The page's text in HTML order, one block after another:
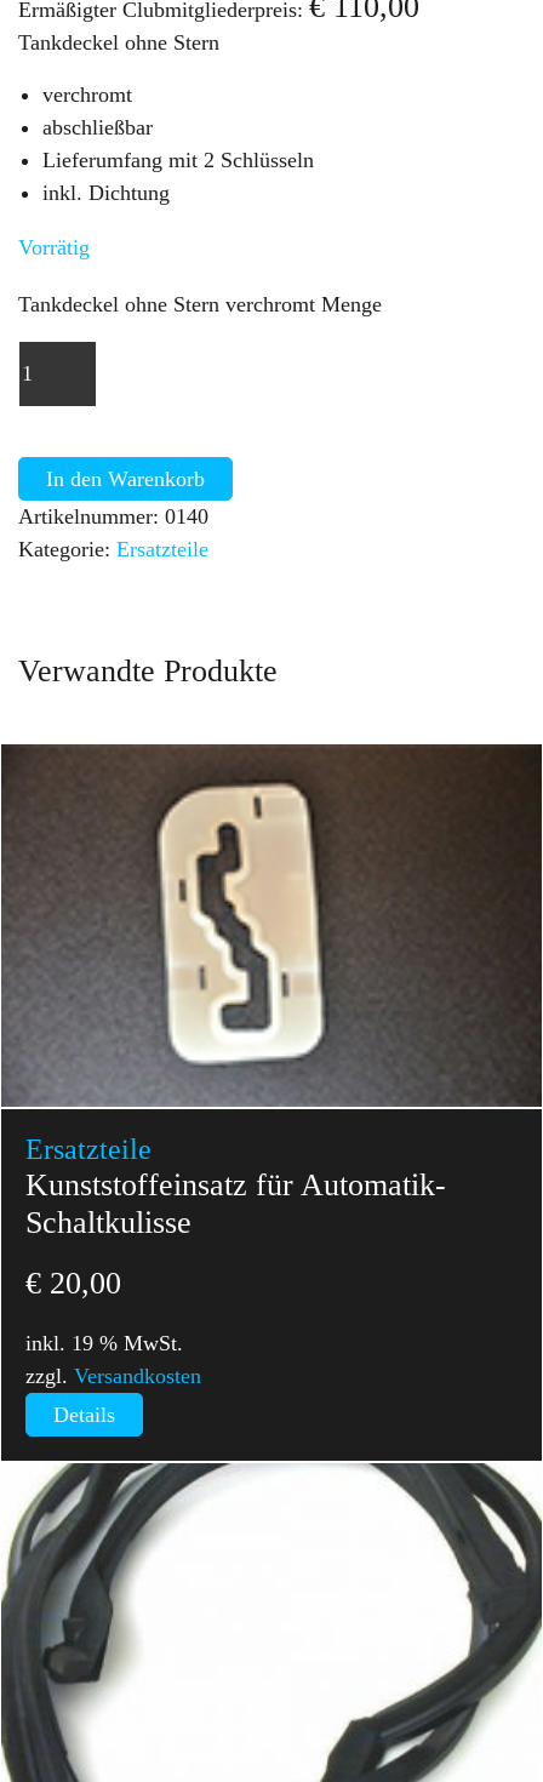
Ermäßigter Clubmitgliederpreis:
Tankdeckel ohne Stern
verchromt
abschließbar
Lieferumfang mit 2 Schlüsseln
inkl. Dichtung
Vorrätig
Tankdeckel ohne Stern verchromt Menge
In den Warenkorb
Artikelnummer: 0140
Kategorie: Ersatzteile
Verwandte Produkte
Ersatzteile
Kunststoffeinsatz für Automatik-
Schaltkulisse
€ 20,00
inkl. 19 % MwSt.
zzgl.Versandkosten
Details